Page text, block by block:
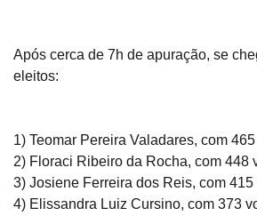
Após cerca de 7h de apuração, se
eleitos:
1) Teomar Pereira Valadares, com
2) Floraci Ribeiro da Rocha, com 448
3) Josiene Ferreira dos Reis, com 415
4) Elissandra Luiz Cursino, com 373